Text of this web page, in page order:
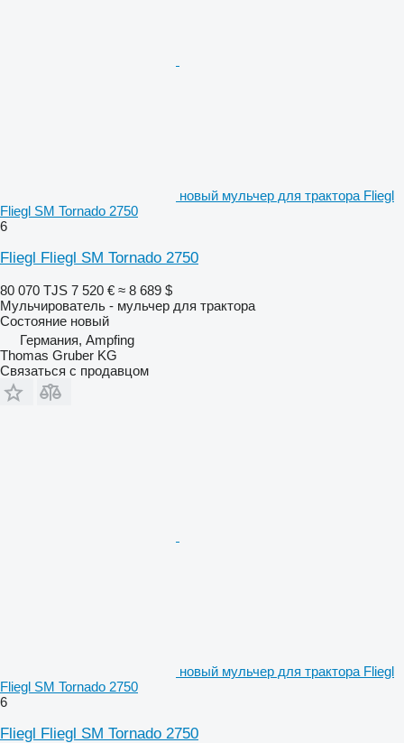
новый мульчер для трактора Fliegl
Fliegl SM Tornado 2750
6
Fliegl Fliegl SM Tornado 2750
80 070 TJS 7 520 € ≈ 8 689 $
Мульчирователь - мульчер для трактора
Состояние новый
Германия, Ampfing
Thomas Gruber KG
Связаться с продавцом
новый мульчер для трактора Fliegl
Fliegl SM Tornado 2750
6
Fliegl Fliegl SM Tornado 2750